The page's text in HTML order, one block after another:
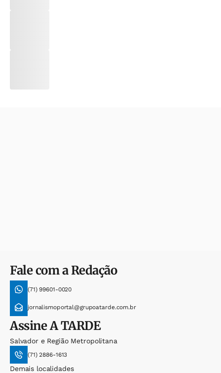
Fale com a Redação
(71) 99601-0020
jornalismoportal@grupoatarde.com.br
AssineA TARDE
Salvador e Região Metropolitana
(71) 2886-1613
Demais localidades